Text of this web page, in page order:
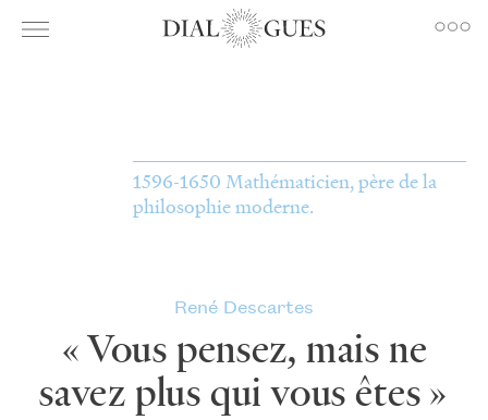
1596-1650 Mathématicien, père de la
philosophie moderne.
René Descartes
«Vous pensez, mais ne
savez plus qui vous êtes»